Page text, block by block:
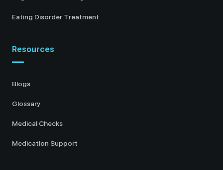
Eating Disorder Treatment
Resources
Blogs
Glossary
Medical Checks
Medication Support